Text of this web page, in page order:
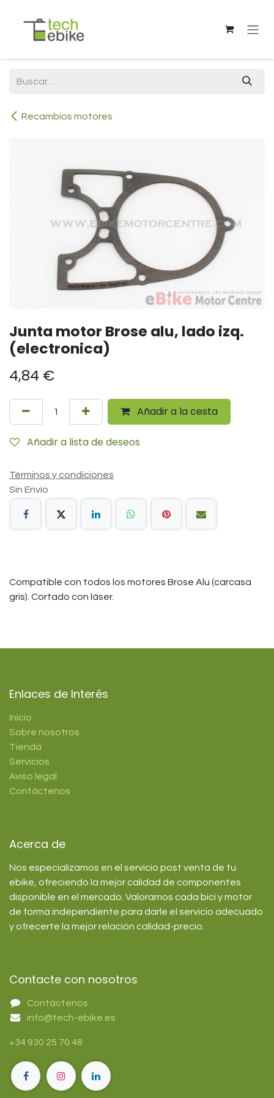
Recambios motores
Junta motor Brose alu, lado izq.
(electronica)
4,84 €
Añadir a la cesta
Añadir a lista de deseos
Términos y condiciones
Sin Envío
Compatible con todos los motores Brose Alu (carcasa
gris). Cortado con láser.
Enlaces de Interés
Inicio
Sobre nosotros
Tienda
Servicios
Aviso legal
Contáctenos
Acerca de
Nos especializamos en el servicio post venta de tu
ebike, ofreciendo la mejor calidad de componentes
disponible en el mercado. Valoramos cada bici y motor
de forma independiente para darle el servicio adecuado
y ofrecerte la mejor relación calidad-precio.
Contacte con nosotros
Contáctenos
info@tech-ebike.es
+34 930 25 70 48